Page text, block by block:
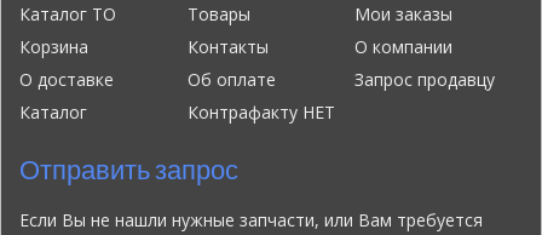
Каталог ТО
Товары
Мои заказы
Корзина
Контакты
О компании
О доставке
Об оплате
Запрос продавцу
Каталог
Контрафакту НЕТ
Отправить запрос
Если Вы не нашли нужные запчасти, или Вам требуется